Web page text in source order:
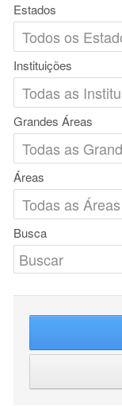
Estados
Instituições
Grandes Áreas
Áreas
Busca